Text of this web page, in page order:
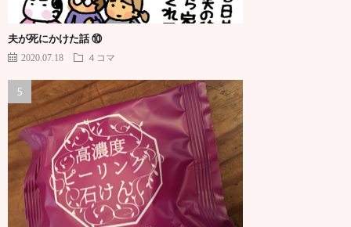
夫が死にかけた話 ⑩
2020.07.18 ４コマ